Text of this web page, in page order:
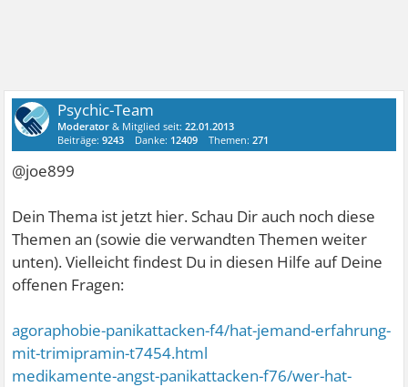
Psychic-Team
Moderator & Mitglied seit:22.01.2013
Beiträge:9243 Danke: 12409 Themen:271
@joe899
Dein Thema ist jetzt hier. Schau Dir auch noch diese
Themen an (sowie die verwandten Themen weiter
unten). Vielleicht findest Du in diesen Hilfe auf Deine
offenen Fragen:
agoraphobie-panikattacken-f4/hat-jemand-erfahrung-
mit-trimipramin-t7454.html
medikamente-angst-panikattacken-f76/wer-hat-